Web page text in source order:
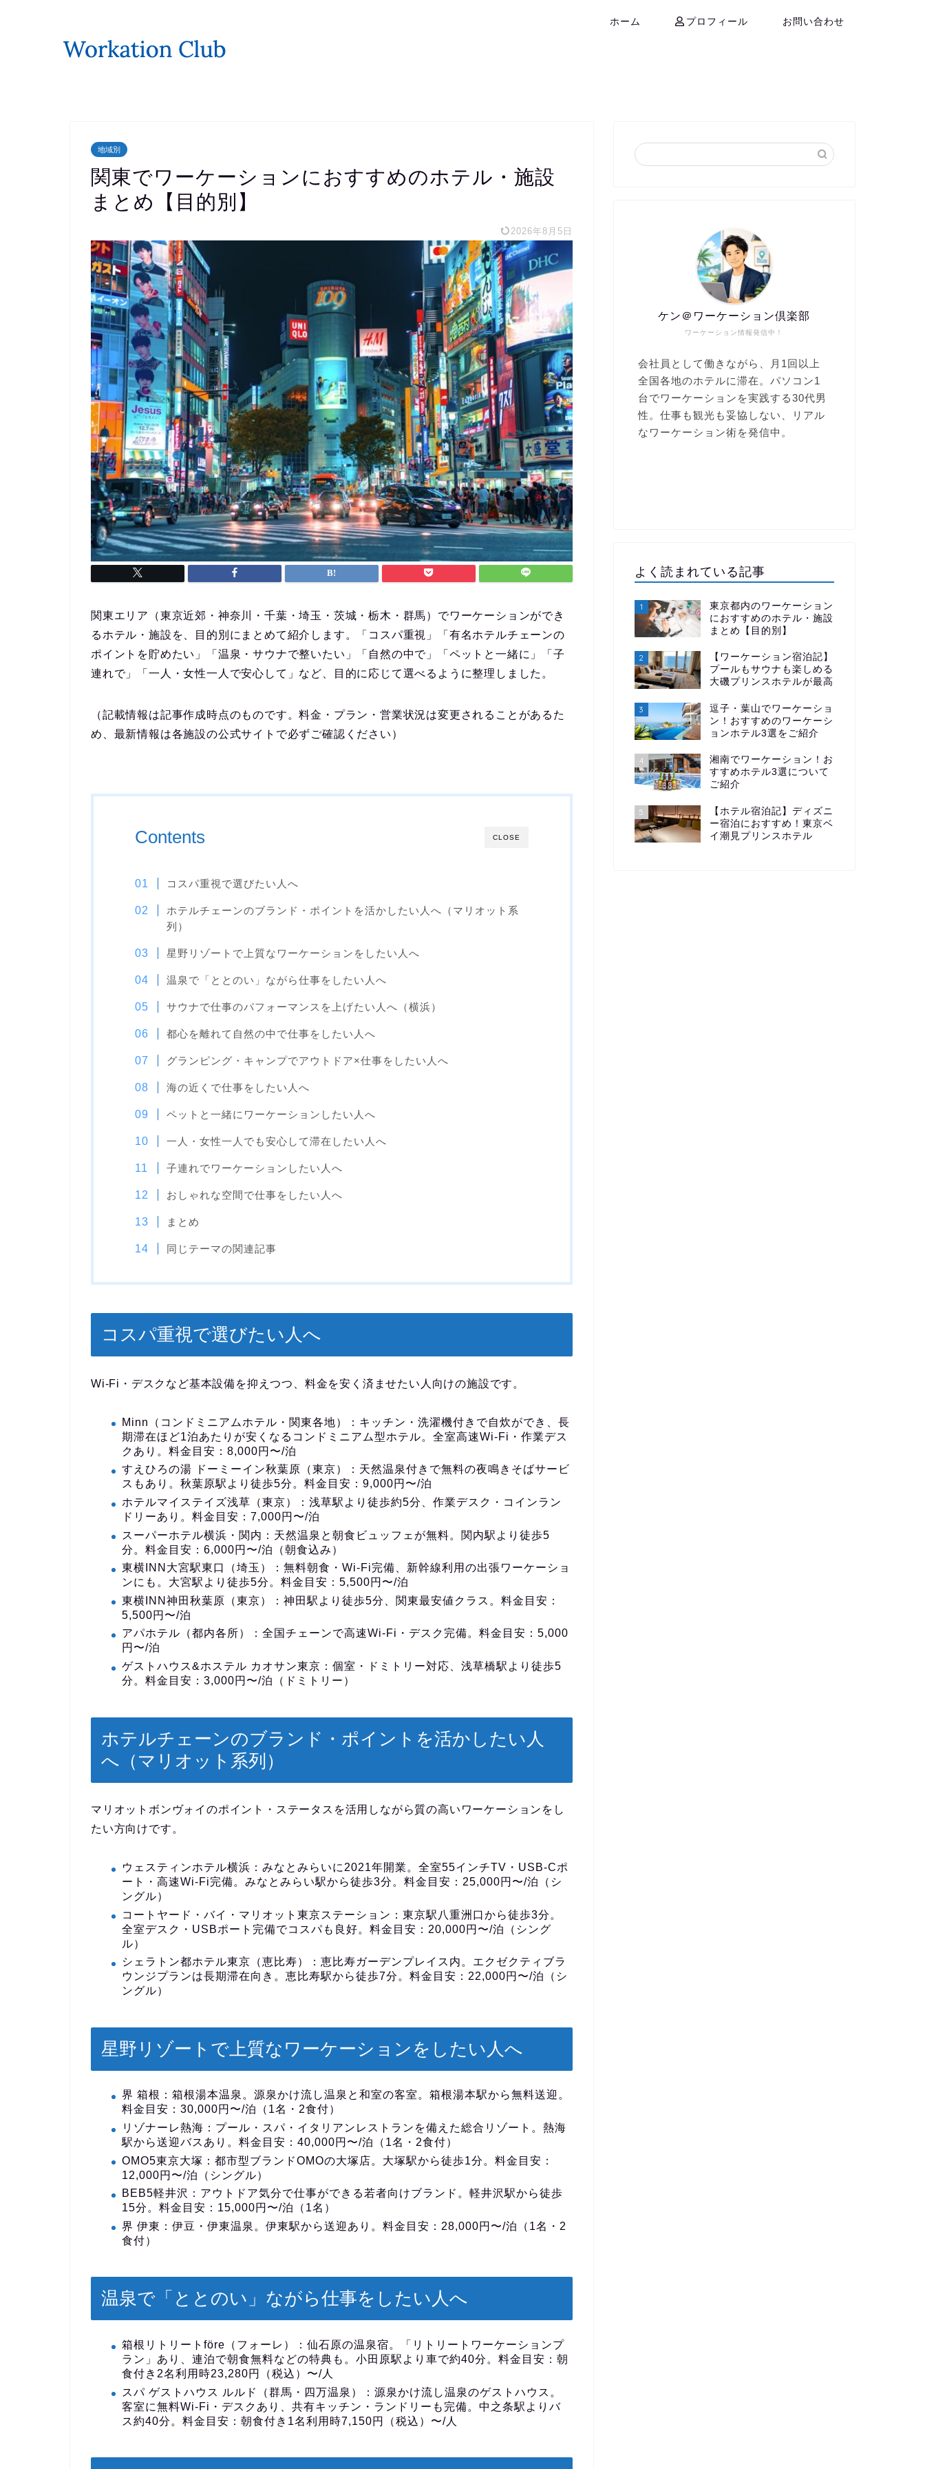
ホーム プロフィール お問い合わせ
地域別
関東でワーケーションにおすすめのホテル・施設
まとめ【目的別】
2026年8月5日
関東エリア（東京近郊・神奈川・千葉・埼玉・茨城・栃木・群馬）でワーケーションができ
るホテル・施設を、目的別にまとめて紹介します。「コスパ重視」「有名ホテルチェーンの
ポイントを貯めたい」「温泉・サウナで整いたい」「自然の中で」「ペットと一緒に」「子
連れで」「一人・女性一人で安心して」など、目的に応じて選べるように整理しました。
（記載情報は記事作成時点のものです。料金・プラン・営業状況は変更されることがあるた
め、最新情報は各施設の公式サイトで必ずご確認ください）
CLOSE
Contents
コスパ重視で選びたい人へ
ホテルチェーンのブランド・ポイントを活かしたい人へ（マリオット系
列）
星野リゾートで上質なワーケーションをしたい人へ
温泉で「ととのい」ながら仕事をしたい人へ
サウナで仕事のパフォーマンスを上げたい人へ（横浜）
都心を離れて自然の中で仕事をしたい人へ
グランピング・キャンプでアウトドア×仕事をしたい人へ
海の近くで仕事をしたい人へ
ペットと一緒にワーケーションしたい人へ
一人・女性一人でも安心して滞在したい人へ
子連れでワーケーションしたい人へ
おしゃれな空間で仕事をしたい人へ
まとめ
同じテーマの関連記事
コスパ重視で選びたい人へ
Wi-Fi・デスクなど基本設備を抑えつつ、料金を安く済ませたい人向けの施設です。
Minn（コンドミニアムホテル・関東各地）
：キッチン・洗濯機付きで自炊ができ、長
期滞在ほど1泊あたりが安くなるコンドミニアム型ホテル。全室高速Wi-Fi・作業デス
クあり。料金目安：8,000円〜/泊
すえひろの湯 ドーミーイン秋葉原（東京）
：天然温泉付きで無料の夜鳴きそばサービ
スもあり。秋葉原駅より徒歩5分。料金目安：9,000円〜/泊
ホテルマイステイズ浅草（東京）
：浅草駅より徒歩約5分、作業デスク・コインラン
ドリーあり。料金目安：7,000円〜/泊
スーパーホテル横浜・関内 ：天然温泉と朝食ビュッフェが無料。関内駅より徒歩5
分。料金目安：6,000円〜/泊（朝食込み）
東横INN大宮駅東口（埼玉）
：無料朝食・Wi-Fi完備、新幹線利用の出張ワーケーショ
ンにも。大宮駅より徒歩5分。料金目安：5,500円〜/泊
東横INN神田秋葉原（東京）
：神田駅より徒歩5分、関東最安値クラス。料金目安：
5,500円〜/泊
アパホテル（都内各所）
：全国チェーンで高速Wi-Fi・デスク完備。料金目安：5,000
円〜/泊
ゲストハウス&ホステル カオサン東京 ：個室・ドミトリー対応、浅草橋駅より徒歩5
分。料金目安：3,000円〜/泊（ドミトリー）
ホテルチェーンのブランド・ポイントを活かしたい人
へ（マリオット系列）
マリオットボンヴォイのポイント・ステータスを活用しながら質の高いワーケーションをし
たい方向けです。
ウェスティンホテル横浜 ：みなとみらいに2021年開業。全室55インチTV・USB-Cポ
ート・高速Wi-Fi完備。みなとみらい駅から徒歩3分。料金目安：25,000円〜/泊（シ
ングル）
コートヤード・バイ・マリオット東京ステーション ：東京駅八重洲口から徒歩3分。
全室デスク・USBポート完備でコスパも良好。料金目安：20,000円〜/泊（シング
ル）
シェラトン都ホテル東京（恵比寿）
：恵比寿ガーデンプレイス内。エクゼクティブラ
ウンジプランは長期滞在向き。恵比寿駅から徒歩7分。料金目安：22,000円〜/泊（シ
ングル）
星野リゾートで上質なワーケーションをしたい人へ
界 箱根 ：箱根湯本温泉。源泉かけ流し温泉と和室の客室。箱根湯本駅から無料送迎。
料金目安：30,000円〜/泊（1名・2食付）
リゾナーレ熱海 ：プール・スパ・イタリアンレストランを備えた総合リゾート。熱海
駅から送迎バスあり。料金目安：40,000円〜/泊（1名・2食付）
OMO5東京大塚 ：都市型ブランドOMOの大塚店。大塚駅から徒歩1分。料金目安：
12,000円〜/泊（シングル）
BEB5軽井沢 ：アウトドア気分で仕事ができる若者向けブランド。軽井沢駅から徒歩
15分。料金目安：15,000円〜/泊（1名）
界 伊東 ：伊豆・伊東温泉。伊東駅から送迎あり。料金目安：28,000円〜/泊（1名・2
食付）
温泉で「ととのい」ながら仕事をしたい人へ
箱根リトリートföre（フォーレ）
：仙石原の温泉宿。「リトリートワーケーションプ
ラン」あり、連泊で朝食無料などの特典も。小田原駅より車で約40分。料金目安：朝
食付き2名利用時23,280円（税込）〜/人
スパ ゲストハウス ルルド（群馬・四万温泉）
：源泉かけ流し温泉のゲストハウス。
客室に無料Wi-Fi・デスクあり、共有キッチン・ランドリーも完備。中之条駅よりバ
ス約40分。料金目安：朝食付き1名利用時7,150円（税込）〜/人
ワーケーション情報発信中！
ケン＠ワーケーション倶楽部
よく読まれている記事
1
東京都内のワーケーション
におすすめのホテル・施設
まとめ【目的別】
2
【ワーケーション宿泊記】
プールもサウナも楽しめる
大磯プリンスホテルが最高
3
逗子・葉山でワーケーショ
ン！おすすめのワーケーシ
ョンホテル3選をご紹介
4
湘南でワーケーション！お
すすめホテル3選について
ご紹介
5
【ホテル宿泊記】ディズニ
ー宿泊におすすめ！東京ベ
イ潮見プリンスホテル